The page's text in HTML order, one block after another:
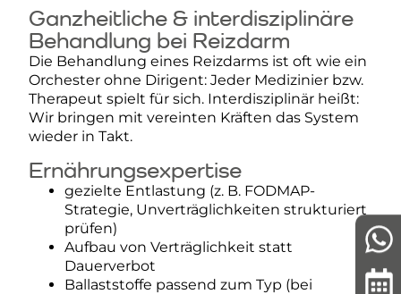
Ganzheitliche & interdisziplinäre
Behandlung bei Reizdarm
Die Behandlung eines Reizdarms ist oft wie ein
Orchester ohne Dirigent: Jeder Medizinier bzw.
Therapeut spielt für sich. Interdisziplinär heißt:
Wir bringen mit vereinten Kräften das System
wieder in Takt.
Ernährungsexpertise
gezielte Entlastung (z. B. FODMAP-
Strategie, Unverträglichkeiten strukturiert
prüfen)
Aufbau von Verträglichkeit statt
Dauerverbot
Ballaststoffe passend zum Typ (bei